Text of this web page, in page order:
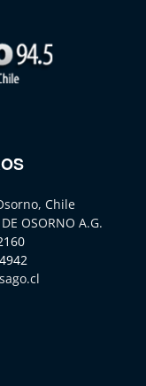
Chile
OSORNO A.G.